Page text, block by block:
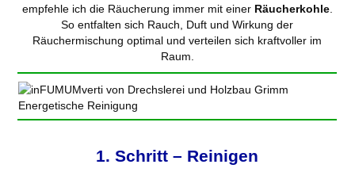
empfehle ich die Räucherung immer mit einer Räucherkohle
So entfalten sich Rauch, Duft und Wirkung der
Räuchermischung optimal und verteilen sich kraftvoller im
Raum.
1. Schritt – Reinigen